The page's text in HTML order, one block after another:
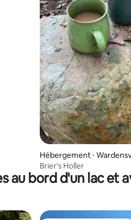
: 4,79 sur 5
Hébergement ⋅
Brier's Holler
au bord d'un lac et